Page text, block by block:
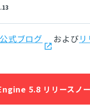
公式ブログ および
5.8 リリースノ